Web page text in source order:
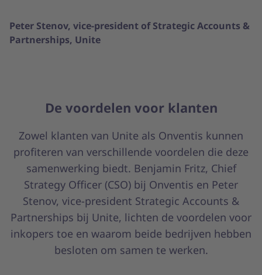
Peter Stenov, vice-president of Strategic Accounts &
Partnerships, Unite
De voordelen voor klanten
Zowel klanten van Unite als Onventis kunnen
profiteren van verschillende voordelen die deze
samenwerking biedt. Benjamin Fritz, Chief
Strategy Officer (CSO) bij Onventis en Peter
Stenov, vice-president Strategic Accounts &
Partnerships bij Unite, lichten de voordelen voor
inkopers toe en waarom beide bedrijven hebben
besloten om samen te werken.